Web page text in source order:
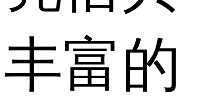
丰富的